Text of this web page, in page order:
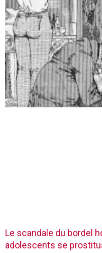
Le scandale du bordel
adolescents se